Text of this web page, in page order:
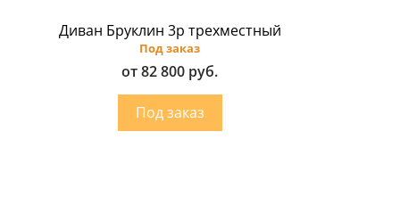
Диван Бруклин 3p трехместный
Под заказ
от 82 800 руб.